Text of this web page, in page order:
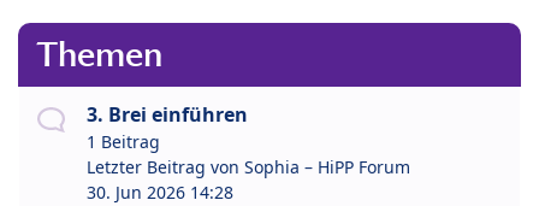
Themen
3. Brei einführen
1 Beitrag
Letzter Beitrag von Sophia – HiPP Forum
30. Jun 2026 14:28